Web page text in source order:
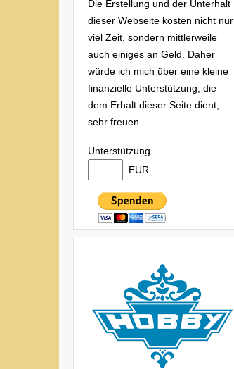
Die Erstellung und der Unterhalt
dieser Webseite kosten nicht nur
viel Zeit, sondern mittlerweile
auch einiges an Geld. Daher
würde ich mich über eine kleine
finanzielle Unterstützung, die
dem Erhalt dieser Seite dient,
sehr freuen.
Unterstützung
EUR